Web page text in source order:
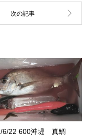
6/22 600沖堤 真鯛